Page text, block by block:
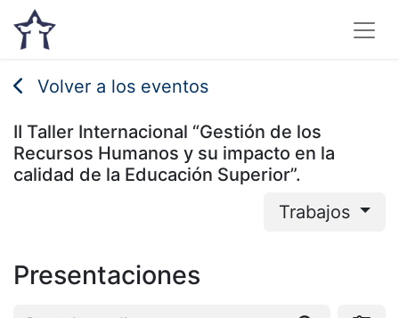
Volver a los eventos
II Taller Internacional “Gestión de los
Recursos Humanos y su impacto en la
calidad de la Educación Superior”.
Trabajos
Presentaciones